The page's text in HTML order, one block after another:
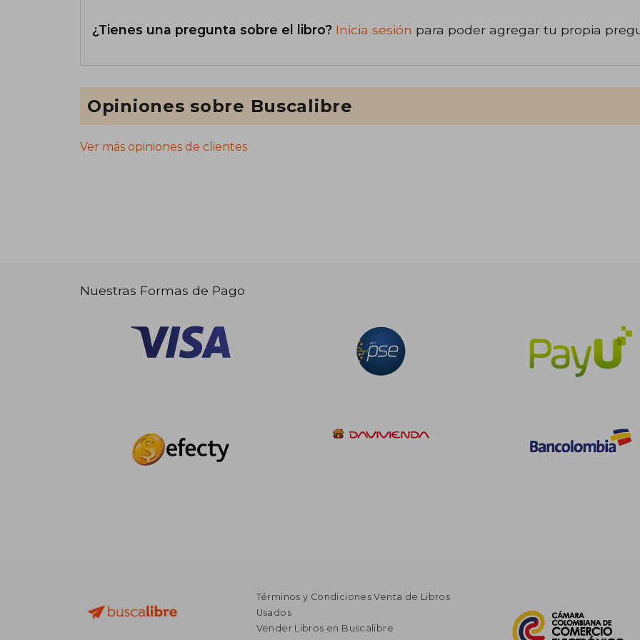
¿Tienes una pregunta sobre el libro? Inicia sesión para poder agregar tu propia
Opiniones sobre Buscalibre
Ver más opiniones de clientes
Nuestras Formas de Pago
Términos y Condiciones Venta de Libros
Usados
Vender Libros en Buscalibre